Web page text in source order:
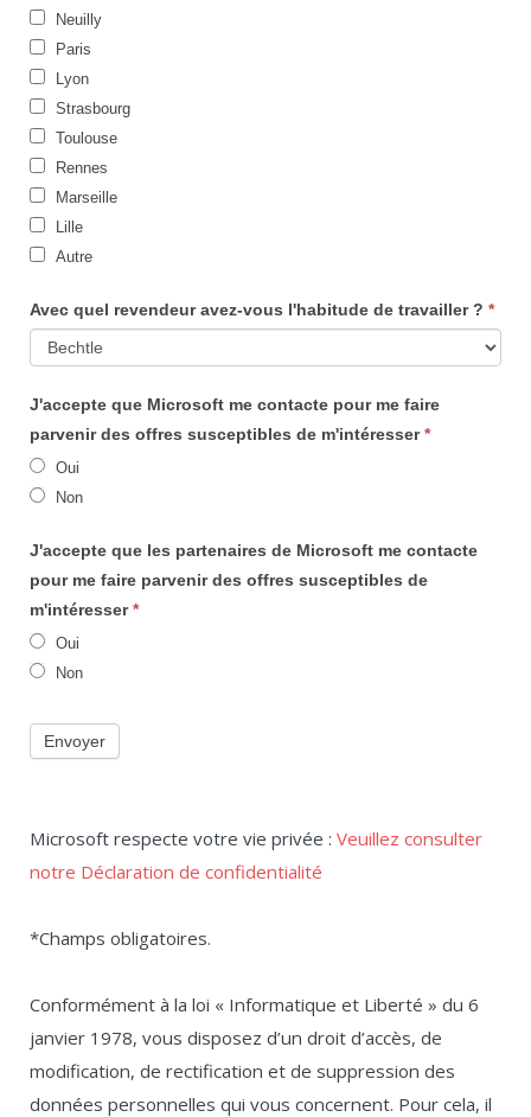
Neuilly
Paris
Lyon
Strasbourg
Toulouse
Rennes
Marseille
Lille
Autre
Avec quel revendeur avez-vous l'habitude de travailler ? *
quel
revendeur
avez-
vous
l'habitude
de
travailler
?
J'accepte que Microsoft me contacte pour me faire
parvenir des offres susceptibles de m'intéresser*
Oui
Non
J'accepte que les partenaires de Microsoft me contacte
pour me faire parvenir des offres susceptibles de
m'intéresser*
Oui
Non
Envoyer
Microsoft respecte votre vie privée : Veuillez consulter
notre Déclaration de confidentialité
*Champs obligatoires.
Conformément à la loi « Informatique et Liberté » du 6
janvier 1978, vous disposez d’un droit d’accès, de
modification, de rectification et de suppression des
données personnelles qui vous concernent. Pour cela, il